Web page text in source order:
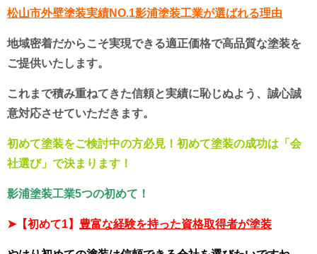
松山市外壁塗装実績NO.1影浦塗装工業が選ばれる理由
地域密着だからこそ実現できる適正価格で高品質な塗装を
ご提供いたします。
これまで積み重ねてきた信頼と実績に恥じぬよう、誠心誠
意対応させていただきます。
初めて塗装をご検討中の方必見！初めて塗装の成功は「会
社選び」で決まります！
影浦塗装工業5つの初めて！
➤【初めて1】 豊富な経験を持った資格取得者が塗装